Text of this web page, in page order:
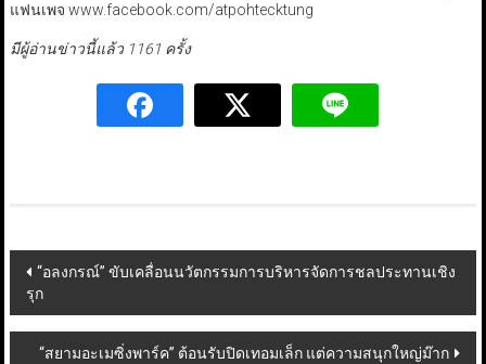
แฟนเพจ www.facebook.com/atpohtecktung
มีผู้อ่านข่าวนี้แล้ว 1161 ครั้ง
Post
navigation
“อลงกรณ์” ขับเคลื่อนนวัตกรรมการบริหารจัดการชลประทานเชิง
รุก
“สยามอะเมซิ่งพาร์ค” ต้อนรับปิดเทอมเล็ก แต่ความสนุกใหญ่ม๊าก